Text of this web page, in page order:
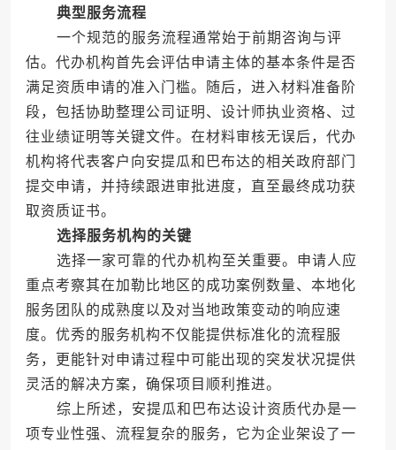
典型服务流程
一个规范的服务流程通常始于前期咨询与评
估。代办机构首先会评估申请主体的基本条件是否
满足资质申请的准入门槛。随后，进入材料准备阶
段，包括协助整理公司证明、设计师执业资格、过
往业绩证明等关键文件。在材料审核无误后，代办
机构将代表客户向安提瓜和巴布达的相关政府部门
提交申请，并持续跟进审批进度，直至最终成功获
取资质证书。
选择服务机构的关键
选择一家可靠的代办机构至关重要。申请人应
重点考察其在加勒比地区的成功案例数量、本地化
服务团队的成熟度以及对当地政策变动的响应速
度。优秀的服务机构不仅能提供标准化的流程服
务，更能针对申请过程中可能出现的突发状况提供
灵活的解决方案，确保项目顺利推进。
综上所述，安提瓜和巴布达设计资质代办是一
项专业性强、流程复杂的服务，它为企业架设了一